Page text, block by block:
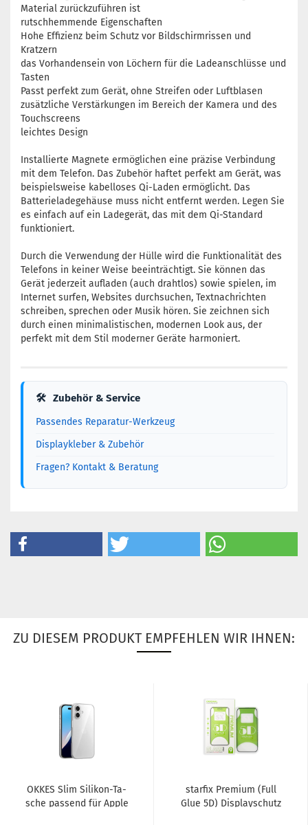
Material zurückzuführen ist
rutschhemmende Eigenschaften
Hohe Effizienz beim Schutz vor Bildschirmrissen und
Kratzern
das Vorhandensein von Löchern für die Ladeanschlüsse und
Tasten
Passt perfekt zum Gerät, ohne Streifen oder Luftblasen
zusätzliche Verstärkungen im Bereich der Kamera und des
Touchscreens
leichtes Design
Installierte Magnete ermöglichen eine präzise Verbindung
mit dem Telefon. Das Zubehör haftet perfekt am Gerät, was
beispielsweise kabelloses Qi-Laden ermöglicht. Das
Batterieladegehäuse muss nicht entfernt werden. Legen Sie
es einfach auf ein Ladegerät, das mit dem Qi-Standard
funktioniert.
Durch die Verwendung der Hülle wird die Funktionalität des
Telefons in keiner Weise beeinträchtigt. Sie können das
Gerät jederzeit aufladen (auch drahtlos) sowie spielen, im
Internet surfen, Websites durchsuchen, Textnachrichten
schreiben, sprechen oder Musik hören. Sie zeichnen sich
durch einen minimalistischen, modernen Look aus, der
perfekt mit dem Stil moderner Geräte harmoniert.
🛠 Zubehör & Service
Passendes Reparatur-Werkzeug
Displaykleber & Zubehör
Fragen? Kontakt & Beratung
ZU DIESEM PRODUKT EMPFEHLEN WIR IHNEN:
OKKES Slim Silikon-​​Ta­
sche pas­send für Apple
star­fix Pre­mi­um (Full
Glue 5D) Dis­play­schutz